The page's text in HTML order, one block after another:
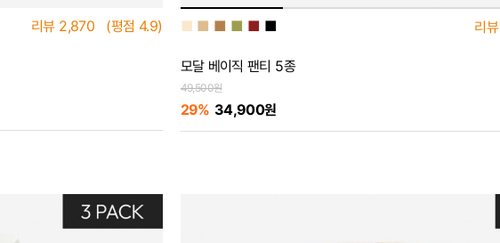
리뷰 2,870 (평점 4.9) ■ ■ ■ ■ ■ ■ 리뷰
모달 베이직 팬티 5종
49,500원
29% 34,900원